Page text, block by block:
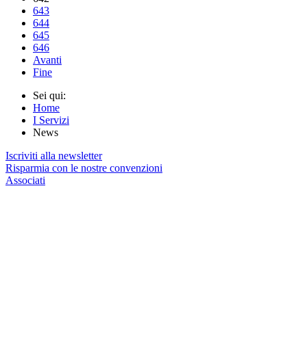
643
644
645
646
Avanti
Fine
Sei qui:
Home
I Servizi
News
Iscriviti alla newsletter
Risparmia con le nostre convenzioni
Associati